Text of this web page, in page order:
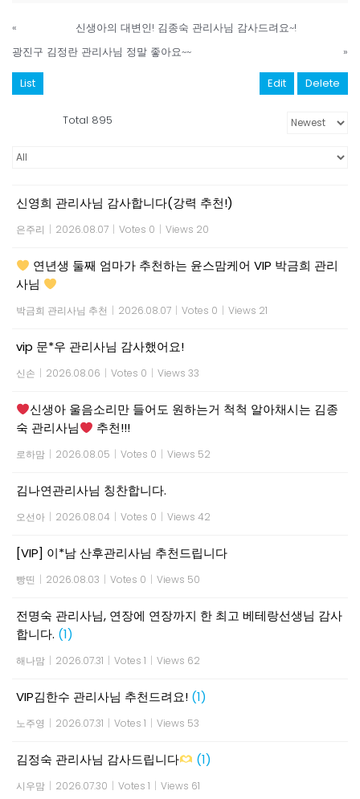
«
신생아의 대변인! 김종숙 관리사님 감사드려요~!
광진구 김정란 관리사님 정말 좋아요~~
»
List Edit Delete
Total 895
신영희 관리사님 감사합니다(강력 추천!)
은주리 | 2026.08.07 | Votes 0 | Views 20
연년생 둘째 엄마가 추천하는 윤스맘케어 VIP 박금희 관리
사님
박금희 관리사님 추천 | 2026.08.07 | Votes 0 | Views 21
vip 문*우 관리사님 감사했어요!
신손 | 2026.08.06 | Votes 0 | Views 33
신생아 울음소리만 들어도 원하는거 척척 알아채시는 김종
숙 관리사님
추천!!!
로하맘 | 2026.08.05 | Votes 0 | Views 52
김나연관리사님 칭찬합니다.
오선아 | 2026.08.04 | Votes 0 | Views 42
[VIP] 이*남 산후관리사님 추천드립니다
빵띤 | 2026.08.03 | Votes 0 | Views 50
전명숙 관리사님, 연장에 연장까지 한 최고 베테랑선생님 감사
합니다. (1)
해나맘 | 2026.07.31 | Votes 1 | Views 62
VIP김한수 관리사님 추천드려요! (1)
노주영 | 2026.07.31 | Votes 1 | Views 53
김정숙 관리사님 감사드립니다 (1)
시우맘 | 2026.07.30 | Votes 1 | Views 61